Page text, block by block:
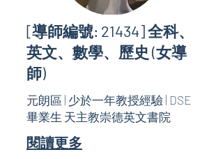
[導師編號: 21434] 全科、
英文、數學、歷史 (女導
師)
元朗區 | 少於一年教授經驗 | DSE
畢業生 天主教崇德英文書院
閱讀更多